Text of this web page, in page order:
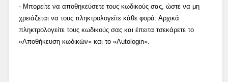
- Μπορείτε να αποθηκεύσετε τους κωδικούς σας, ώστε να μη
χρειάζεται να τους πληκτρολογείτε κάθε φορά: Αρχικά
πληκτρολογείτε τους κωδικούς σας και έπειτα τσεκάρετε το
«Αποθήκευση κωδικών» και το «Autologin».